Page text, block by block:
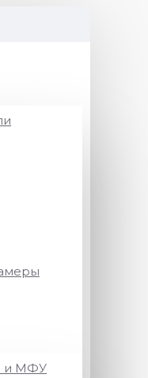
и МФУ